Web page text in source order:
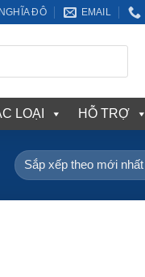
ĐÔ EMAIL
LOẠI HỖ TRỢ